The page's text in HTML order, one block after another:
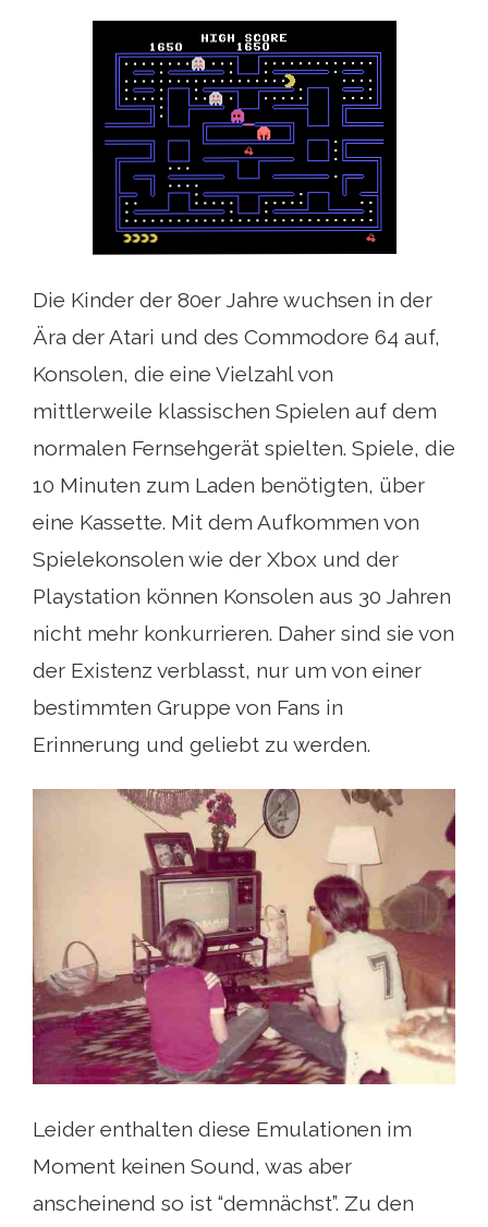
Die Kinder der 80er Jahre wuchsen in der
Ära der Atari und des Commodore 64 auf,
Konsolen, die eine Vielzahl von
mittlerweile klassischen Spielen auf dem
normalen Fernsehgerät spielten. Spiele, die
10 Minuten zum Laden benötigten, über
eine Kassette. Mit dem Aufkommen von
Spielekonsolen wie der Xbox und der
Playstation können Konsolen aus 30 Jahren
nicht mehr konkurrieren. Daher sind sie von
der Existenz verblasst, nur um von einer
bestimmten Gruppe von Fans in
Erinnerung und geliebt zu werden.
Leider enthalten diese Emulationen im
Moment keinen Sound, was aber
anscheinend so ist “demnächst”. Zu den